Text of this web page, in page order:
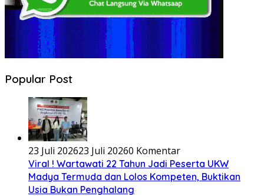
Popular Post
23 Juli 202623 Juli 20260 Komentar
Viral ! Wartawati 22 Tahun Jadi Peserta UKW
Madya Termuda dan Lolos Kompeten, Buktikan
Usia Bukan Penghalang